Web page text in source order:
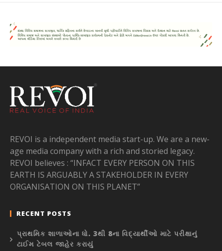
REVOI is a independent media start-up. We are a new-
age media company with a rich and storied legacy.
REVOI believes : “INFACT EVERY PERSON ON THIS
EARTH IS ARGUABLY A STAKEHOLDER IN EVERY
ORGANISATION ON THIS PLANET”
RECENT POSTS
પ્રાથમિક શાળાઓના ધો. 3થી 8ના વિદ્યાર્થીઓ માટે પરીક્ષાનું
ટાઈમ ટેબલ જાહેર કરાયું